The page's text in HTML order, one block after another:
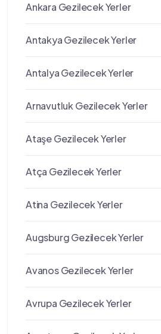
Ankara Gezilecek Yerler
Antakya Gezilecek Yerler
Antalya Gezilecek Yerler
Arnavutluk Gezilecek Yerler
Ataşe Gezilecek Yerler
Atça Gezilecek Yerler
Atina Gezilecek Yerler
Augsburg Gezilecek Yerler
Avanos Gezilecek Yerler
Avrupa Gezilecek Yerler